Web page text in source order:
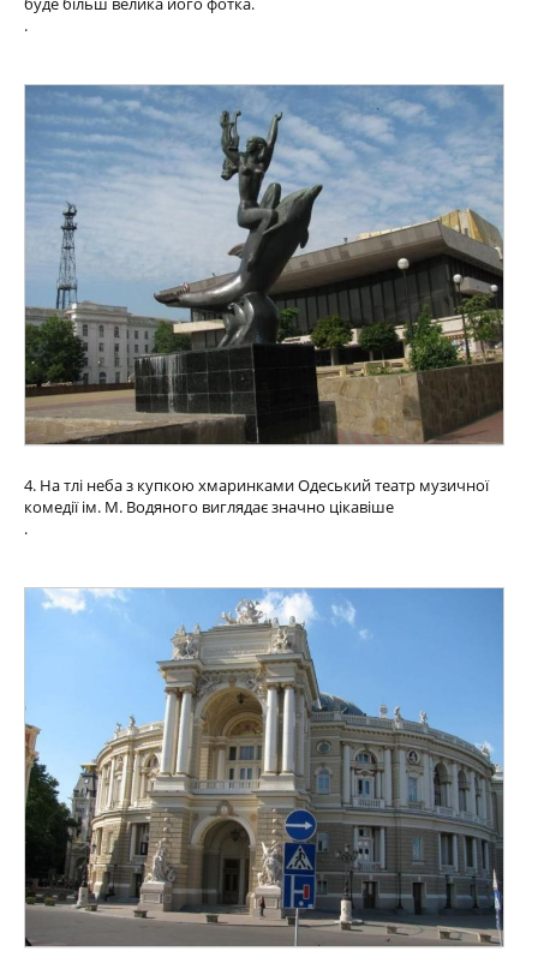
.
4. На тлі неба з купкою хмаринками Одеський театр музичної
комедії ім. М. Водяного виглядає значно цікавіше
.